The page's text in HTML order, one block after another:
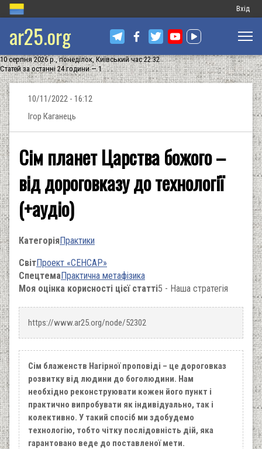
Меню
запису
Вхід
ar25.org
10 серпня 2026 р., понеділок, Київський час 22:32
Статей за останні 24 години — 1
10/11/2022 - 16:12
Ігор Каганець
Сім планет Царства божого –
від дороговказу до технології
(+аудіо)
КатегоріяПрактики
СвітПроект «СЕНСАР»
СпецтемаПрактична метафізика
Моя оцінка корисності цієї статті5 - Наша стратегія
https://www.ar25.org/node/52302
Сім блаженств Нагірної проповіді – це дороговказ
розвитку від людини до боголюдини. Нам
необхідно реконструювати кожен його пункт і
практично випробувати як індивідуально, так і
колективно. У такий спосіб ми здобудемо
технологію, тобто чітку послідовність дій, яка
гарантовано веде до поставленої мети.